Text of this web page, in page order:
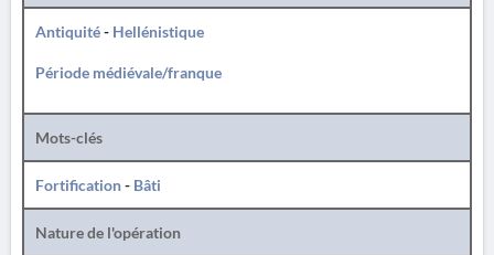
Antiquité- Hellénistique
Période médiévale/franque
Mots-clés
Fortification- Bâti
Nature de l'opération